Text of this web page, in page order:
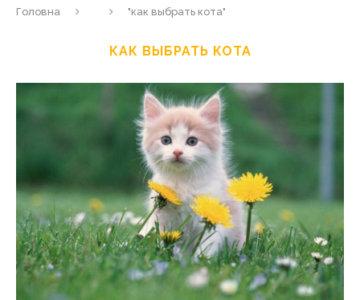
Головна "как выбрать кота"
КАК ВЫБРАТЬ КОТА